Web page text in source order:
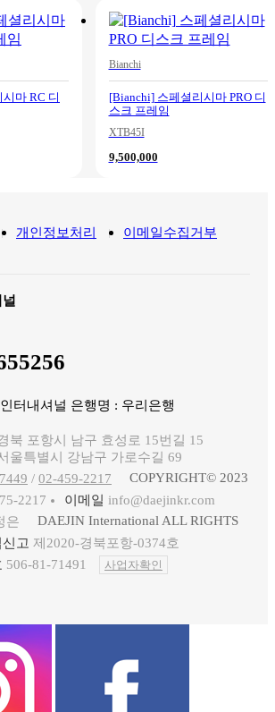
마 RC 디
Bianchi
[Bianchi] 스페셜리시마 PRO 디
스크 프레임
XTB45I
9,500,000
개인정보처리 이메일수집거부
터내셔널 은행명 : 우리은행
북 포항시 남구 효성로 15번길 15
울특별시 강남구 가로수길 69
/ 02-459-2217
2217 이메일 info@daejinkr.com
은
고 제2020-경북포항-0374호
506-81-71491 사업자확인
COPYRIGHT© 2023
DAEJIN International ALL RIGHTS